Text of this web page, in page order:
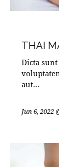
THAI
Dicta
aut…
Jun 6, 2022